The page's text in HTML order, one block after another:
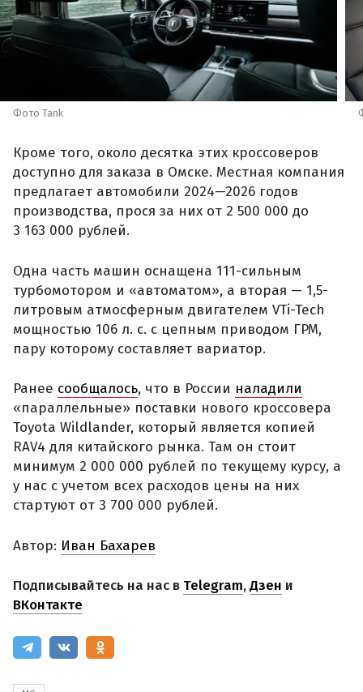
Фото Tank
Кроме того, около десятка этих кроссоверов
доступно для заказа в Омске. Местная компания
предлагает автомобили 2024—2026 годов
производства, прося за них от 2 500 000 до
3 163 000 рублей.
Одна часть машин оснащена 111-сильным
турбомотором и «автоматом», а вторая — 1,5-
литровым атмосферным двигателем VTi-Tech
мощностью 106 л. с. с цепным приводом ГРМ,
пару которому составляет вариатор.
Ранее сообщалось, что в России наладили
«параллельные» поставки нового кроссовера
Toyota Wildlander, который является копией
RAV4 для китайского рынка. Там он стоит
минимум 2 000 000 рублей по текущему курсу, а
у нас с учетом всех расходов цены на них
стартуют от 3 700 000 рублей.
Автор: Иван Бахарев
Подписывайтесь на нас в Telegram,Дзен и
ВКонтакте